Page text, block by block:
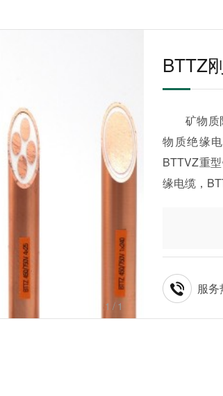
1/1
BTTZ
矿物质防
物质绝缘
BTTVZ重
缘电缆，
服务